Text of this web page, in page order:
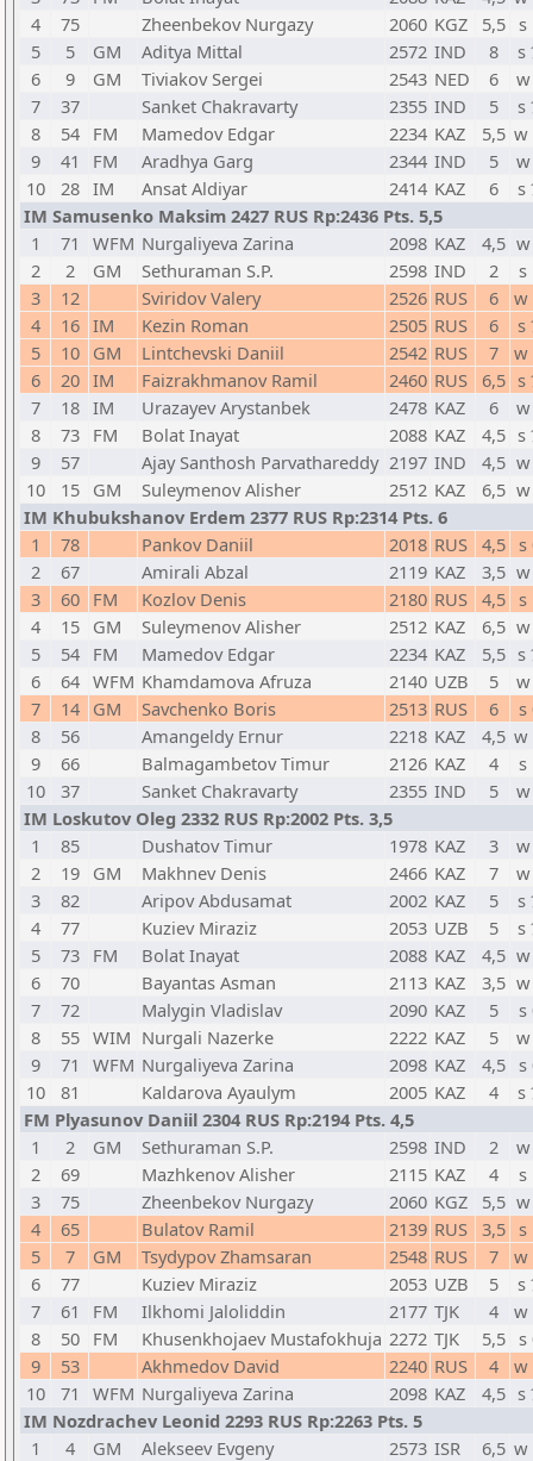
4
75 Zheenbekov Nurgazy 2060 KGZ 5,5 s
5
5 GM Aditya Mittal 2572 IND 8
s
6
9 GM Tiviakov Sergei 2543 NED 6
7
37 Sanket Chakravarty 2355 IND 5
s
8
54 FM Mamedov Edgar 2234 KAZ 5,5 w
9
41 FM Aradhya Garg 2344 IND 5
10
28 IM Ansat Aldiyar 2414 KAZ 6
s
IM Samusenko Maksim 2427 RUS Rp:2436 Pts. 5,5
1
71 WFM Nurgaliyeva Zarina 2098 KAZ 4,5
2
2 GM Sethuraman S.P. 2598 IND 2
s
3
12 Sviridov Valery 2526 RUS 6
w
4
16 IM Kezin Roman 2505 RUS 6
s
5
10 GM Lintchevski Daniil 2542 RUS 7
w
6
20 IM Faizrakhmanov Ramil 2460 RUS 6,5 s
7
18 IM Urazayev Arystanbek 2478 KAZ 6
8
73 FM Bolat Inayat 2088 KAZ 4,5 s
9
57 Ajay Santhosh Parvathareddy 2197 IND 4,5
10
15 GM Suleymenov Alisher 2512 KAZ 6,5
IM Khubukshanov Erdem 2377 RUS Rp:2314 Pts. 6
1
78 Pankov Daniil 2018 RUS 4,5 s
2
67 Amirali Abzal 2119 KAZ 3,5
3
60 FM Kozlov Denis 2180 RUS 4,5 s
4
15 GM Suleymenov Alisher 2512 KAZ 6,5
5
54 FM Mamedov Edgar 2234 KAZ 5,5 s
6
64 WFM Khamdamova Afruza 2140 UZB 5
7
14 GM Savchenko Boris 2513 RUS 6
s
8
56 Amangeldy Ernur 2218 KAZ 4,5 w
9
66 Balmagambetov Timur 2126 KAZ 4
s
10
37 Sanket Chakravarty 2355 IND 5
IM Loskutov Oleg 2332 RUS Rp:2002 Pts. 3,5
1
85 Dushatov Timur 1978 KAZ 3
2
19 GM Makhnev Denis 2466 KAZ 7
3
82 Aripov Abdusamat 2002 KAZ 5
s
4
77 Kuziev Miraziz 2053 UZB 5
s
5
73 FM Bolat Inayat 2088 KAZ 4,5
6
70 Bayantas Asman 2113 KAZ 3,5
7
72 Malygin Vladislav 2090 KAZ 5
s
8
55 WIM Nurgali Nazerke 2222 KAZ 5
9
71 WFM Nurgaliyeva Zarina 2098 KAZ 4,5
s
10
81 Kaldarova Ayaulym 2005 KAZ 4
s
FM Plyasunov Daniil 2304 RUS Rp:2194 Pts. 4,5
1
2 GM Sethuraman S.P. 2598 IND 2
2
69 Mazhkenov Alisher 2115 KAZ 4
s
3
75 Zheenbekov Nurgazy 2060 KGZ 5,5
4
65 Bulatov Ramil 2139 RUS 3,5 s
5
7 GM Tsydypov Zhamsaran 2548 RUS 7
w
6
77 Kuziev Miraziz 2053 UZB 5
s
7
61 FM Ilkhomi Jaloliddin 2177 TJK 4
w
8
50 FM Khusenkhojaev Mustafokhuja 2272 TJK 5,5 s
9
53 Akhmedov David 2240 RUS 4
w
10
71 WFM Nurgaliyeva Zarina 2098 KAZ 4,5 s
IM Nozdrachev Leonid 2293 RUS Rp:2263 Pts. 5
1
4 GM Alekseev Evgeny 2573 ISR 6,5 w